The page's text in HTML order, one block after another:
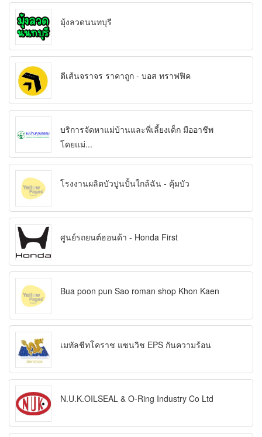
มุ้งลวดนนทบุรี
ตีเส้นจราจร ราคาถูก - บอส ทราฟฟิค
บริการจัดหาแม่บ้านและพี่เลี้ยงเด็ก มืออาชีพ
โดยแม่...
โรงงานผลิตบัวปูนปั้นใกล้ฉัน - คุ้มบัว
ศูนย์รถยนต์ฮอนด้า - Honda First
Bua poon pun Sao roman shop Khon Kaen
เมทัลชีทโคราช แซนวิช EPS กันความร้อน
N.U.K.OILSEAL & O-Ring Industry Co Ltd